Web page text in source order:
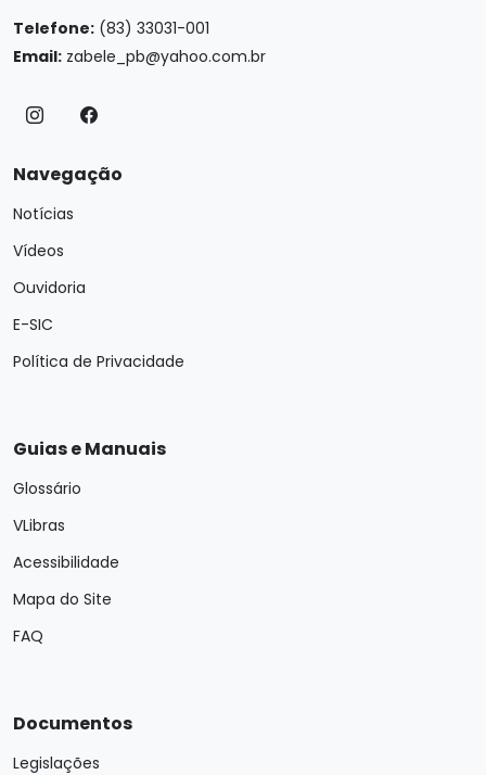
Telefone: (83) 33031-001
Email: zabele_pb@yahoo.com.br
Navegação
Notícias
Vídeos
Ouvidoria
E-SIC
Política de Privacidade
Guias e Manuais
Glossário
VLibras
Acessibilidade
Mapa do Site
FAQ
Documentos
Legislações